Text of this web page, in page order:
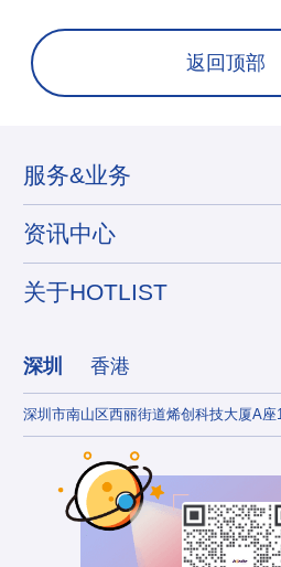
返回顶部
服务&业务
资讯中心
关于HOTLIST
深圳 香港
深圳市南山区西丽街道烯创科技大厦A座